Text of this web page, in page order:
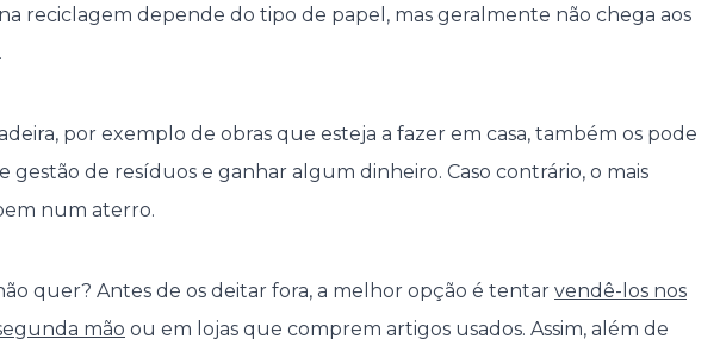
reciclagem depende do tipo de papel, mas geralmente não chega aos
por exemplo de obras que esteja a fazer em casa, também os pode
gestão de resíduos e ganhar algum dinheiro. Caso contrário, o mais
num aterro.
quer? Antes de os deitar fora, a melhor opção é tentar vendê-los nos
mão ou em lojas que comprem artigos usados. Assim, além de